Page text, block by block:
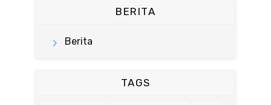
BERITA
Berita
TAGS